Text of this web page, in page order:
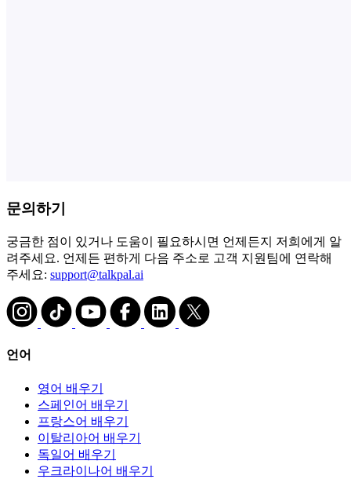
문의하기
궁금한 점이 있거나 도움이 필요하시면 언제든지 저희에게 알
려주세요. 언제든 편하게 다음 주소로 고객 지원팀에 연락해
주세요: support@talkpal.ai
언어
영어 배우기
스페인어 배우기
프랑스어 배우기
이탈리아어 배우기
독일어 배우기
우크라이나어 배우기